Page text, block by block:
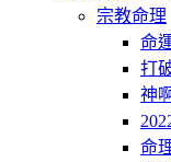
宗教命理
命
打
神
命